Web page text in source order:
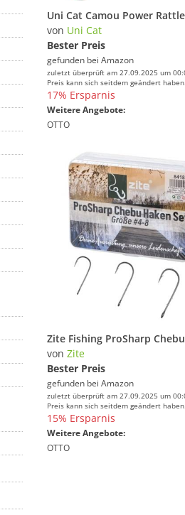
von Uni Cat
Bester Preis
gefunden bei Amazon
zuletzt überprüft am 27.09.2025 um
Preis kann sich seitdem geändert haben.
17% Ersparnis
Weitere Angebote:
OTTO
von Zite
Bester Preis
gefunden bei Amazon
zuletzt überprüft am 27.09.2025 um
Preis kann sich seitdem geändert haben.
15% Ersparnis
Weitere Angebote:
OTTO